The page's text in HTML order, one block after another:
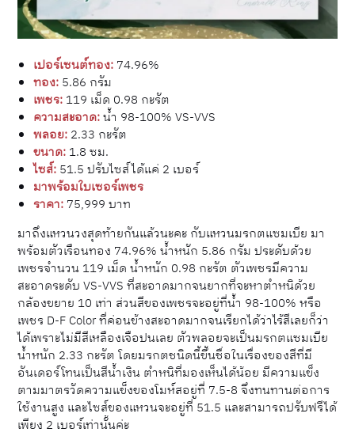
เปอร์เซนต์ทอง: 74.96%
ทอง: 5.86 กรัม
เพชร: 119 เม็ด 0.98 กะรัต
ความสะอาด:น้ำ 98-100% VS-VVS
พลอย: 2.33 กะรัต
ขนาด: 1.8 ซม.
ไซส์: 51.5 ปรับไซส์ได้แค่ 2 เบอร์
มาพร้อมใบเซอร์เพชร
ราคา: 75,999 บาท
มาถึงแหวนวงสุดท้ายกันแล้วนะคะ กับแหวนมรกตแซมเบีย มา
พร้อมตัวเรือนทอง 74.96% น้ำหนัก 5.86 กรัม ประดับด้วย
เพชรจำนวน 119 เม็ด น้ำหนัก 0.98 กะรัต ตัวเพชรมีความ
สะอาดระดับ VS-VVS ที่สะอาดมากจนยากที่จะหาตำหนิด้วย
กล้องขยาย 10 เท่า ส่วนสีของเพชรจะอยู่ที่น้ำ 98-100% หรือ
เพชร D-F Color ที่ค่อนข้างสะอาดมากจนเรียกได้ว่าไร้สีเลยก็ว่า
ได้เพราะไม่มีสีเหลืองเจือปนเลย ตัวพลอยจะเป็นมรกตแซมเบีย
น้ำหนัก 2.33 กะรัต โดยมรกตชนิดนี้ขึ้นชื่อในเรื่องของสีที่มี
อันเดอร์โทนเป็นสีน้ำเงิน ตำหนิที่มองเห็นได้น้อย มีความแข็ง
ตามมาตรวัดความแข็งของโมห์สอยู่ที่ 7.5-8 จึงทนทานต่อการ
ใช้งานสูง และไซส์ของแหวนจะอยู่ที่ 51.5 และสามารถปรับฟรีได้
เพียง 2 เบอร์เท่านั้นค่ะ